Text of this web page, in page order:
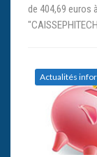
de 404,69 euros
Actualités